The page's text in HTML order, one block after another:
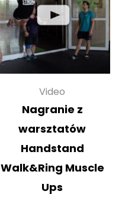
Video
Nagranie z
warsztatów
Handstand
Walk&Ring Muscle
Ups